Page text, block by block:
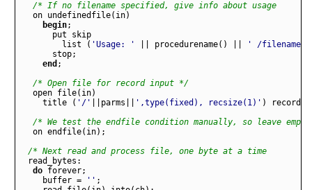
/* If no filename specified, give info about usage
on undefinedfile( in)
begin;
put
skip
list ( 'Usage: ' procedurename() ' /filename'
stop;
end ;
/* Open file for record input */
open file( in)
title
( '/' parms ',type(fixed), recsize(1)' ) record
/* We test the endfile condition manually, so leave
on endfile( in) ;
/* Next read and process file, one byte at a time
read
bytes :
do forever;
buffer = '' ;